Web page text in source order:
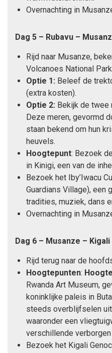
Overnachting in
Dag 5 – Rubavu –
Rijd naar Musanze,
Volcanoes National
Optie 1: Beleef de
(extra kosten).
Optie 2: Bekijk de twee
Deze meren, gevormd
staan bekend om hun
heuvels.
Hoogtepunt: Bezoek
in Kinigi, een van de
Bezoek het Iby’Iwacu
Guardians Village), een
tradities, muziek, dans
Overnachting in
Dag 6 – Musanze – Kigali
Rijd terug naar de
Hoogtepunten:
Rwanda Art Museum,
koninklijke paleis in
steeds overblijfselen
waaronder een
verschillende
Bezoek het Kigali